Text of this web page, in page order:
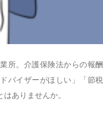
所。介護保険法からの報酬
バイザーがほしい」「節税
ありませんか。